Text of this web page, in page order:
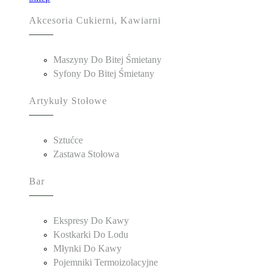
Akcesoria Cukierni, Kawiarni
Maszyny Do Bitej Śmietany
Syfony Do Bitej Śmietany
Artykuły Stołowe
Sztućce
Zastawa Stołowa
Bar
Ekspresy Do Kawy
Kostkarki Do Lodu
Młynki Do Kawy
Pojemniki Termoizolacyjne